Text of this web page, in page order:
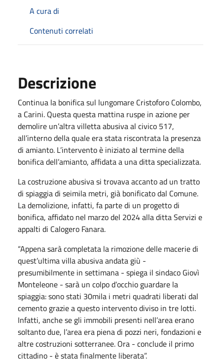
A cura di
Contenuti correlati
Descrizione
Continua la bonifica sul lungomare Cristoforo Colombo,
a Carini. Questa questa mattina ruspe in azione per
demolire un’altra villetta abusiva al civico 517,
all’interno della quale era stata riscontrata la presenza
di amianto. L’intervento è iniziato al termine della
bonifica dell’amianto, affidata a una ditta specializzata.
La costruzione abusiva si trovava accanto ad un tratto
di spiaggia di seimila metri, già bonificato dal Comune.
La demolizione, infatti, fa parte di un progetto di
bonifica, affidato nel marzo del 2024 alla ditta Servizi e
appalti di Calogero Fanara.
“Appena sarà completata la rimozione delle macerie di
quest’ultima villa abusiva andata giù -
presumibilmente in settimana - spiega il sindaco Giovì
Monteleone - sarà un colpo d’occhio guardare la
spiaggia: sono stati 30mila i metri quadrati liberati dal
cemento grazie a questo intervento diviso in tre lotti.
Infatti, anche se gli immobili presenti nell’area erano
soltanto due, l’area era piena di pozzi neri, fondazioni e
altre costruzioni sotterranee. Ora - conclude il primo
cittadino - è stata finalmente liberata”.